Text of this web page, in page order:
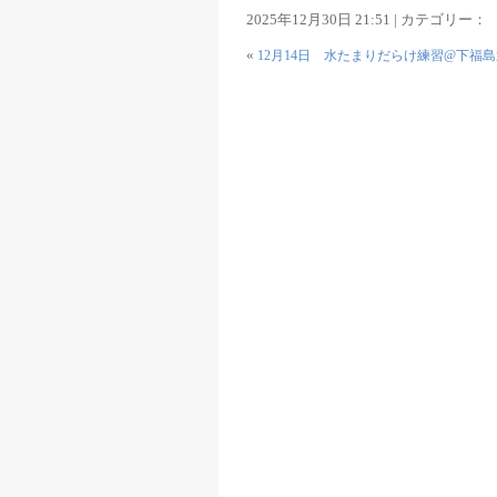
2025年12月30日 21:51 | カテゴリー：
« 12月14日 水たまりだらけ練習@下福